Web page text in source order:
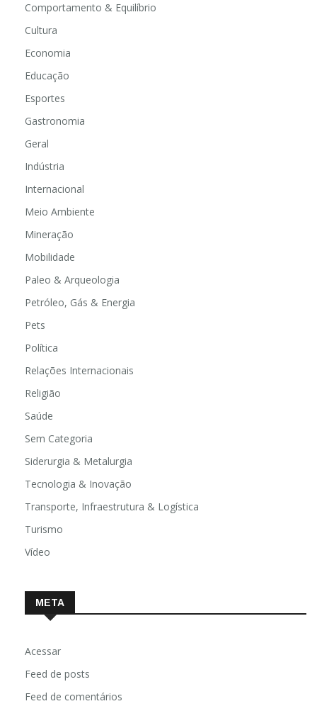
Comportamento & Equilíbrio
Cultura
Economia
Educação
Esportes
Gastronomia
Geral
Indústria
Internacional
Meio Ambiente
Mineração
Mobilidade
Paleo & Arqueologia
Petróleo, Gás & Energia
Pets
Política
Relações Internacionais
Religião
Saúde
Sem Categoria
Siderurgia & Metalurgia
Tecnologia & Inovação
Transporte, Infraestrutura & Logística
Turismo
Vídeo
META
Acessar
Feed de posts
Feed de comentários